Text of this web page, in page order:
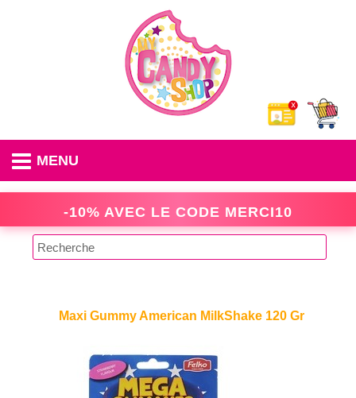
MENU
-10% AVEC LE CODE MERCI10
Maxi Gummy American MilkShake 120 Gr